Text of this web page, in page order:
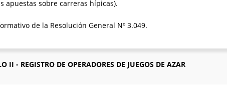
apuestas sobre carreras hípicas).
de la Resolución General Nº 3.049.
II - REGISTRO DE OPERADORES DE JUEGOS DE AZAR